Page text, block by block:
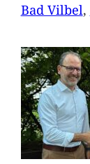
Bad Vilbel,